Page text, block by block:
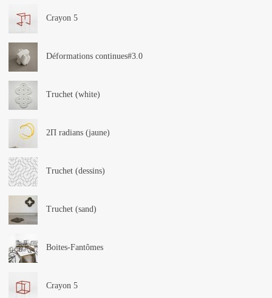
Crayon 5
Déformations continues#3.0
Truchet (white)
2Π radians (jaune)
Truchet (dessins)
Truchet (sand)
Boites-Fantômes
Crayon 5